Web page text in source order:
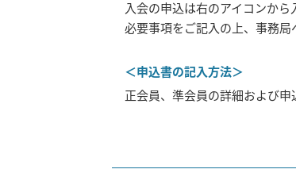
入会の申込は右のアイコンから
必要事項をご記入の上、事務局
＜申込書の記入方法＞
正会員、準会員の詳細および申